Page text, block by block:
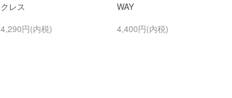
クレス
4,290円(内税)
WAY
4,400円(内税)